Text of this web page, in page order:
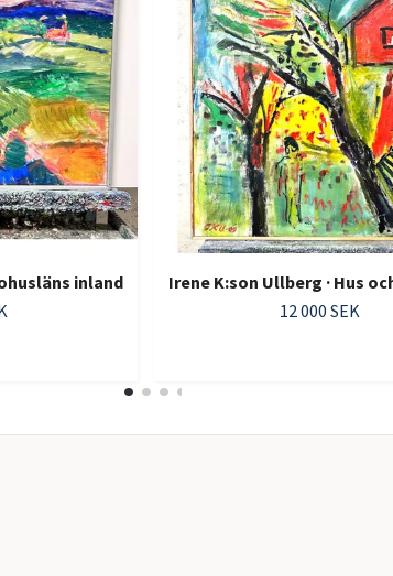
inland
Irene K:son Ullberg · Hus
12 000 SEK